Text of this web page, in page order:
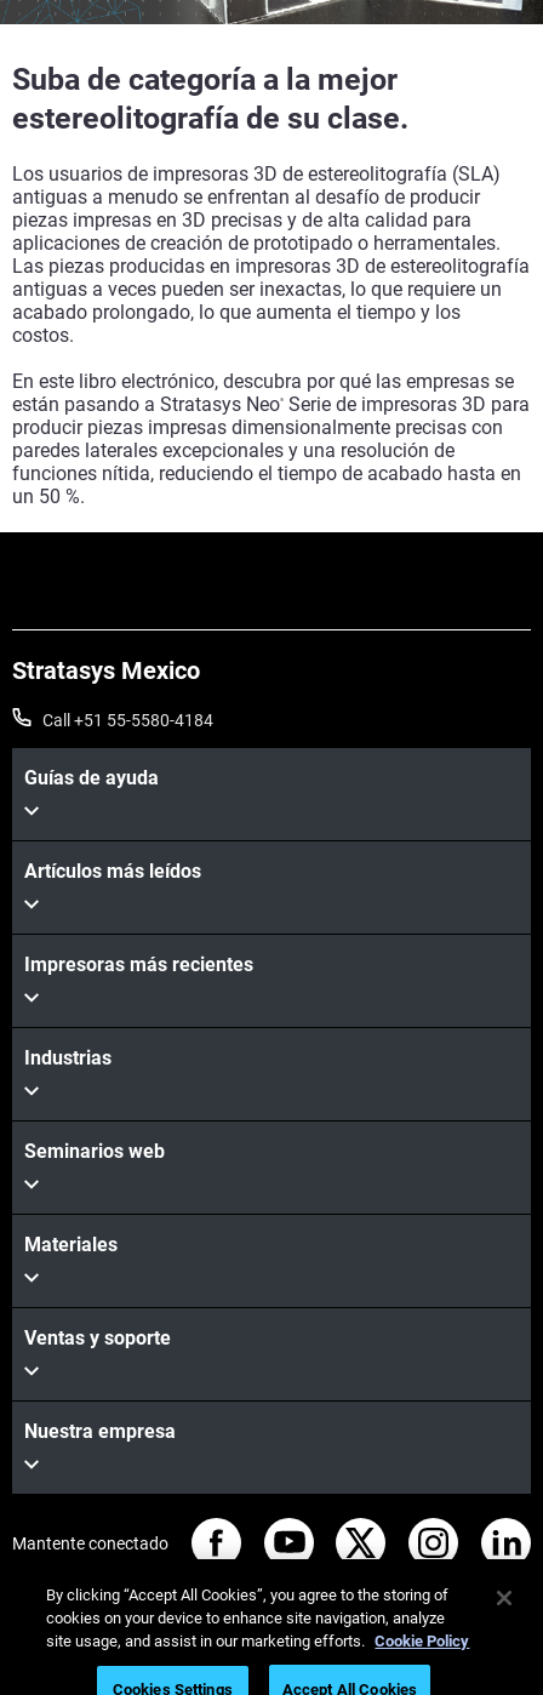
Suba de categoría a la mejor
estereolitografía de su clase.
Los usuarios de impresoras 3D de estereolitografía (SLA)
antiguas a menudo se enfrentan al desafío de producir
piezas impresas en 3D precisas y de alta calidad para
aplicaciones de creación de prototipado o herramentales.
Las piezas producidas en impresoras 3D de estereolitografía
antiguas a veces pueden ser inexactas, lo que requiere un
acabado prolongado, lo que aumenta el tiempo y los
costos.
En este libro electrónico, descubra por qué las empresas se
están pasando a Stratasys Neo®
Serie de impresoras 3D para
producir piezas impresas dimensionalmente precisas con
paredes laterales excepcionales y una resolución de
funciones nítida, reduciendo el tiempo de acabado hasta en
un 50 %.
Stratasys Mexico
Call +51 55-5580-4184
Guías de ayuda
Artículos más leídos
Impresoras más recientes
Industrias
Seminarios web
Materiales
Ventas y soporte
Nuestra empresa
Mantente conectado
© Stratasys 2026 Legal information
Privacy policy
By clicking “Accept All Cookies”, you agree to the storing of
cookies on your device to enhance site navigation, analyze
site usage, and assist in our marketing efforts. Cookie Policy
Cookies Settings Accept All Cookies